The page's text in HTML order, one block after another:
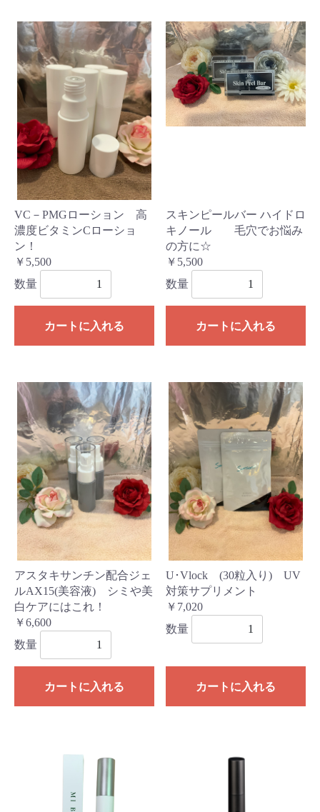
VC－PMGローション 高
濃度ビタミンCローショ
ン！
￥5,500
数量
カートに入れる
スキンピールバー ハイドロ
キノール 毛穴でお悩み
の方に☆
￥5,500
数量
カートに入れる
アスタキサンチン配合ジェ
ルAX15(美容液) シミや美
白ケアにはこれ！
￥6,600
数量
カートに入れる
U･Vlock (30粒入り) UV
対策サプリメント
￥7,020
数量
カートに入れる